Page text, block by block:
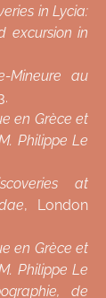
in Lycia:
excursion in
Mineure au
en Grèce et
Philippe Le
at
, London
en Grèce et
Philippe Le
de